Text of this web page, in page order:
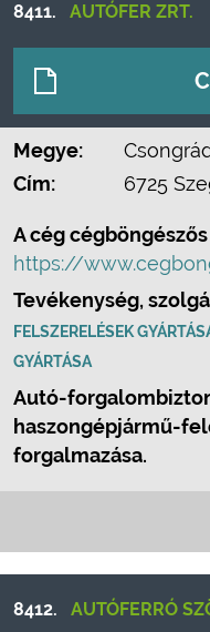
8411. AUTÓFER ZRT.
Megye:
Csongrád
Cím:
6725
A cég
https://
Tevékenység,
FELSZERELÉSEK
GYÁRTÁSA
Autó-
haszongépjármű-
forgalmazása.
8412. AUTÓFERRÓ